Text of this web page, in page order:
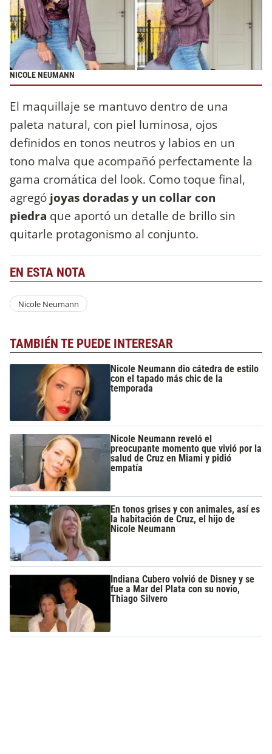
NICOLE NEUMANN
El maquillaje se mantuvo dentro de una
paleta natural, con piel luminosa, ojos
definidos en tonos neutros y labios en un
tono malva que acompañó perfectamente la
gama cromática del look. Como toque final,
agregó joyas doradas y un collar con
piedra que aportó un detalle de brillo sin
quitarle protagonismo al conjunto.
EN ESTA NOTA
Nicole Neumann
TAMBIÉN TE PUEDE INTERESAR
Nicole Neumann dio cátedra de estilo
con el tapado más chic de la
temporada
Nicole Neumann reveló el
preocupante momento que vivió por la
salud de Cruz en Miami y pidió
empatía
En tonos grises y con animales, así es
la habitación de Cruz, el hijo de
Nicole Neumann
Indiana Cubero volvió de Disney y se
fue a Mar del Plata con su novio,
Thiago Silvero